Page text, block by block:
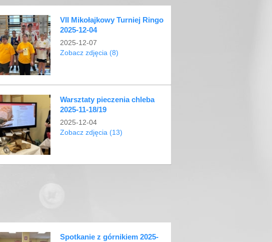
VII Mikołajkowy Turniej Ringo
2025-12-04
2025-12-07
Zobacz zdjęcia (8)
Warsztaty pieczenia chleba
2025-11-18/19
2025-12-04
Zobacz zdjęcia (13)
Spotkanie z górnikiem 2025-